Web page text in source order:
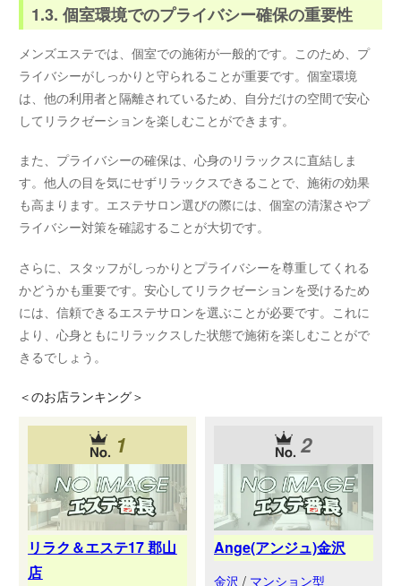
1.3. 個室環境でのプライバシー確保の重要性
メンズエステでは、個室での施術が一般的です。このため、プ
ライバシーがしっかりと守られることが重要です。個室環境
は、他の利用者と隔離されているため、自分だけの空間で安心
してリラクゼーションを楽しむことができます。
また、プライバシーの確保は、心身のリラックスに直結しま
す。他人の目を気にせずリラックスできることで、施術の効果
も高まります。エステサロン選びの際には、個室の清潔さやプ
ライバシー対策を確認することが大切です。
さらに、スタッフがしっかりとプライバシーを尊重してくれる
かどうかも重要です。安心してリラクゼーションを受けるため
には、信頼できるエステサロンを選ぶことが必要です。これに
より、心身ともにリラックスした状態で施術を楽しむことがで
きるでしょう。
＜のお店ランキング＞
1
リラク＆エステ17 郡山
店
2
Ange(アンジュ)金沢
金沢 / マンション型